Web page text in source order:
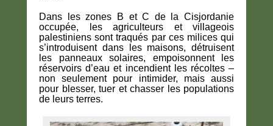
Dans les zones B et C de la Cisjordanie
occupée, les agriculteurs et villageois
palestiniens sont traqués par ces milices qui
s’introduisent dans les maisons, détruisent
les panneaux solaires, empoisonnent les
réservoirs d’eau et incendient les récoltes –
non seulement pour intimider, mais aussi
pour blesser, tuer et chasser les populations
de leurs terres.